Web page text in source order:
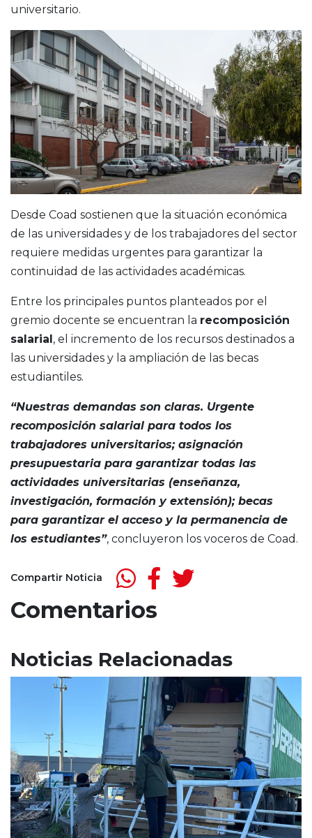
universitario.
Desde Coad sostienen que la situación económica
de las universidades y de los trabajadores del sector
requiere medidas urgentes para garantizar la
continuidad de las actividades académicas.
Entre los principales puntos planteados por el
gremio docente se encuentran la recomposición
salarial, el incremento de los recursos destinados a
las universidades y la ampliación de las becas
estudiantiles.
“Nuestras demandas son claras. Urgente
recomposición salarial para todos los
trabajadores universitarios; asignación
presupuestaria para garantizar todas las
actividades universitarias (enseñanza,
investigación, formación y extensión); becas
para garantizar el acceso y la permanencia de
los estudiantes”, concluyeron los voceros de Coad.
Compartir Noticia
Comentarios
Noticias Relacionadas